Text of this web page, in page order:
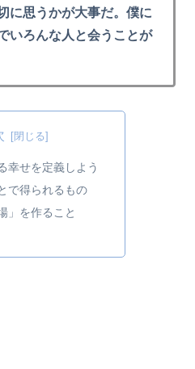
に思うかが大事だ。僕に
いろんな人と会うことが
幸せを定義しよう
で得られるもの
」を作ること